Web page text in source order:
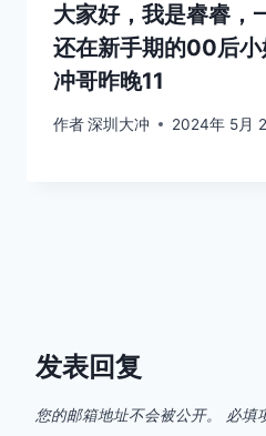
大家好，我是睿睿，
还在新手期的00后
冲哥昨晚11
作者深圳大冲 2024年 5月
发表回复
您的邮箱地址不会被公开。 必填